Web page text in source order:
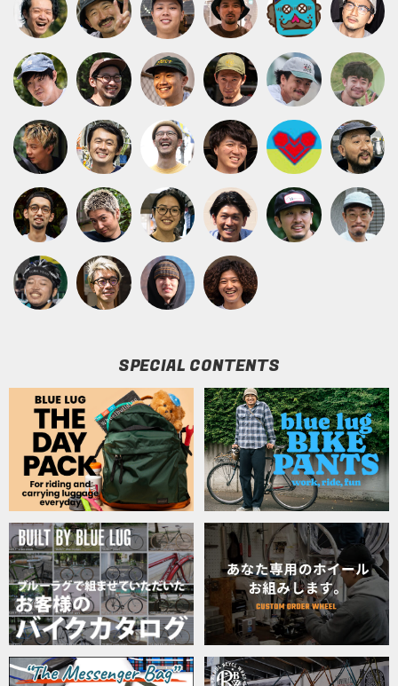
SPECIAL CONTENTS